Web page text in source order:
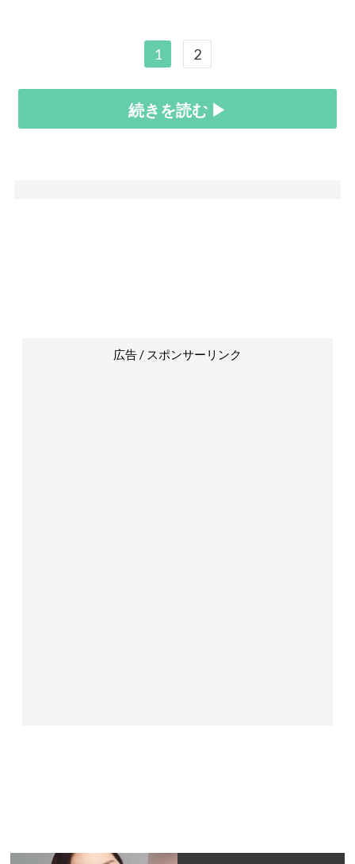
1 2
続きを読む ▶
広告 / スポンサーリンク